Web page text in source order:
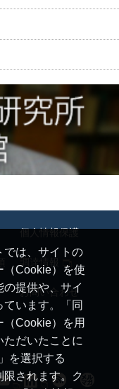
では、サイトの
（Cookie）を使
提供や、サイ
ています。「同
Cookie）を用
だいたことに
を選択する
されます。ク
個人情報保護
お問い合わせ